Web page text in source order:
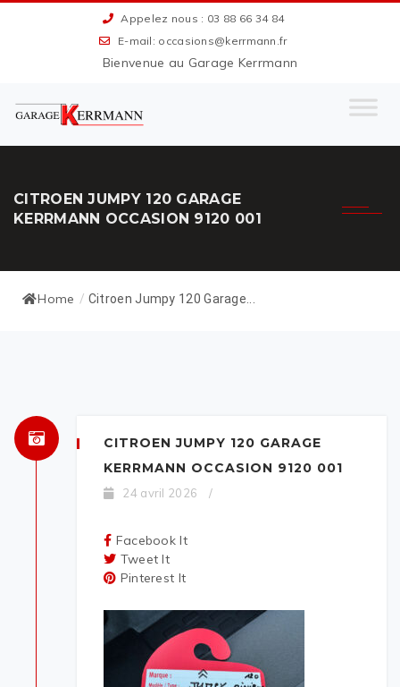
Appelez nous : 03 88 66 34 84
E-mail: occasions@kerrmann.fr
Bienvenue au Garage Kerrmann
CITROEN JUMPY 120 GARAGE
KERRMANN OCCASION 9120 001
Home / Citroen Jumpy 120 Garage...
CITROEN JUMPY 120 GARAGE
KERRMANN OCCASION 9120 001
24 avril 2026 /
Facebook It
Tweet It
Pinterest It